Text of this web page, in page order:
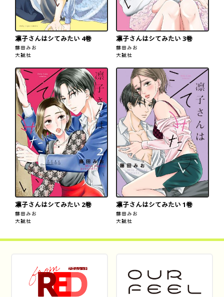
凛子さんはシてみたい 4巻
藤田みお
大誠社
凛子さんはシてみたい 3巻
藤田みお
大誠社
凛子さんはシてみたい 2巻
藤田みお
大誠社
凛子さんはシてみたい 1巻
藤田みお
大誠社